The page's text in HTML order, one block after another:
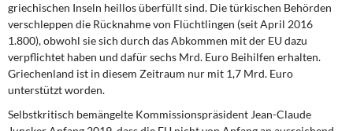
griechischen Inseln heillos überfüllt sind. Die türkischen Behörden
verschleppen die Rücknahme von Flüchtlingen (seit April 2016
1.800), obwohl sie sich durch das Abkommen mit der EU dazu
verpflichtet haben und dafür sechs Mrd. Euro Beihilfen erhalten.
Griechenland ist in diesem Zeitraum nur mit 1,7 Mrd. Euro
unterstützt worden.
Selbstkritisch bemängelte Kommissionspräsident Jean-Claude